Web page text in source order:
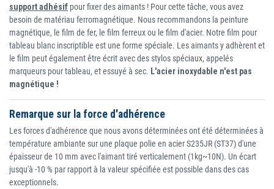
support adhésif pour fixer des aimants ! Pour cette tâche, vous avez
besoin de matériau ferromagnétique. Nous recommandons la peinture
magnétique, le film de fer, le film ferreux ou le film d'acier. Notre film pour
tableau blanc inscriptible est une forme spéciale. Les aimants y adhèrent et
le film peut également être écrit avec des stylos spéciaux, appelés
marqueurs pour tableau, et essuyé à sec. L'acier inoxydable n'est pas
magnétique !
Remarque sur la force d'adhérence
Les forces d'adhérence que nous avons déterminées ont été déterminées à
température ambiante sur une plaque polie en acier S235JR (ST37) d'une
épaisseur de 10 mm avec l'aimant tiré verticalement (1kg~10N). Un écart
jusqu'à -10 % par rapport à la valeur spécifiée est possible dans des cas
exceptionnels.